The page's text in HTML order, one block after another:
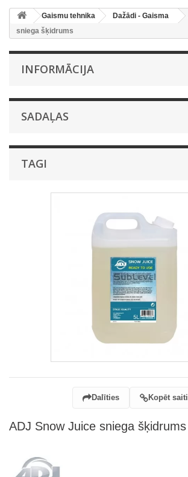
Gaismu tehnika Dažādi - Gaisma
sniega šķidrums
INFORMĀCIJA
SADAĻAS
TAGI
Dalīties Kopēt saiti
ADJ Snow Juice sniega šķidrums